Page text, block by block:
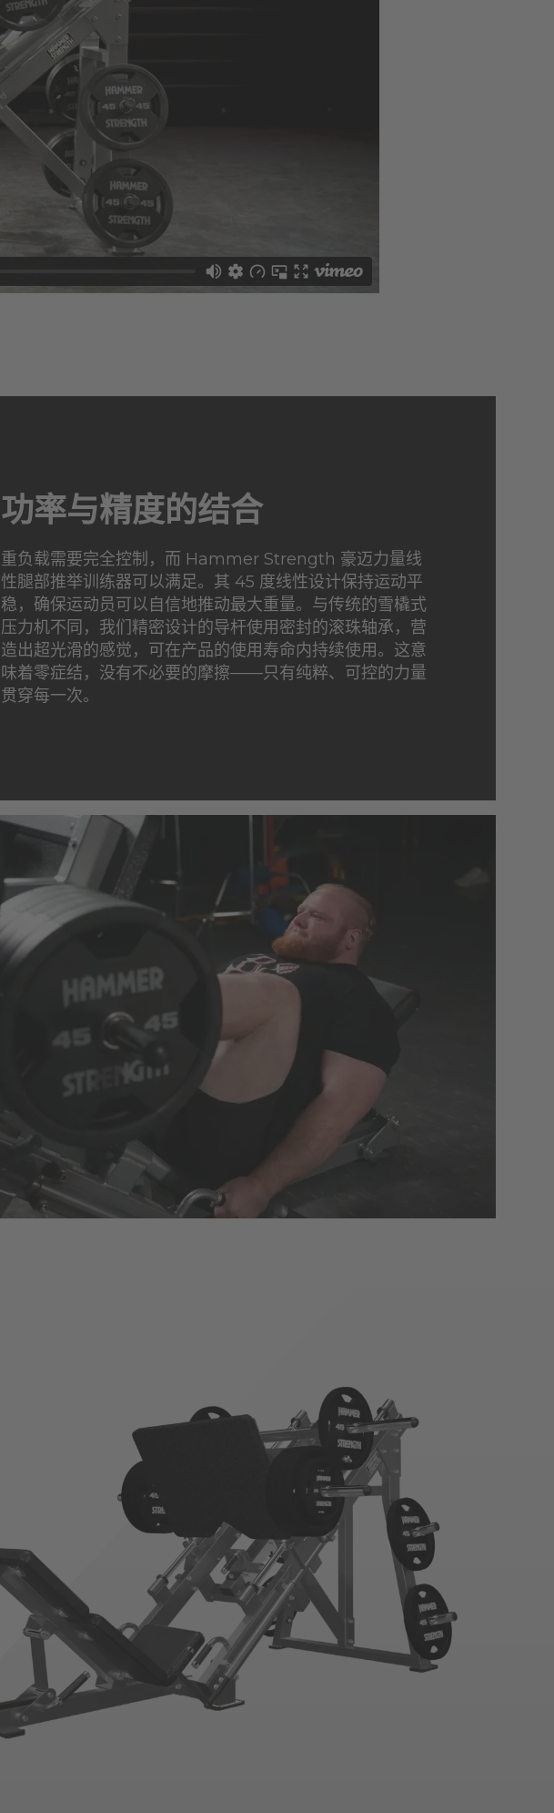
功率与精度的结合
重负载需要完全控制，而 Hammer Strength 豪迈力量线
性腿部推举训练器可以满足。其 45 度线性设计保持运动平
稳，确保运动员可以自信地推动最大重量。与传统的雪橇式
压力机不同，我们精密设计的导杆使用密封的滚珠轴承，营
造出超光滑的感觉，可在产品的使用寿命内持续使用。这意
味着零症结，没有不必要的摩擦——只有纯粹、可控的力量
贯穿每一次。